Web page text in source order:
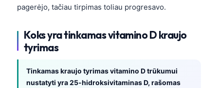
pagerėjo, tačiau tirpimas toliau progresavo.
Koks yra tinkamas vitamino D kraujo
tyrimas
Tinkamas kraujo tyrimas vitamino D trūkumui
nustatyti yra 25-hidroksivitaminas D, rašomas